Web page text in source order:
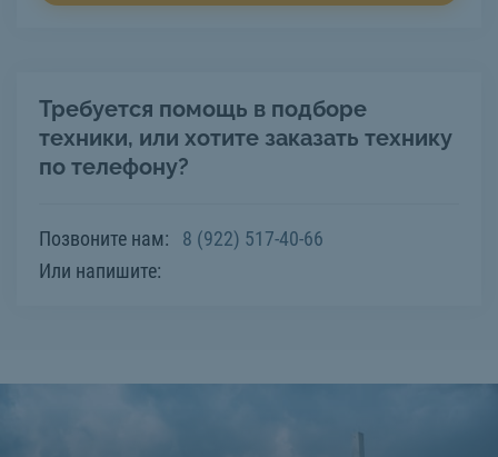
Требуется помощь в подборе
техники, или хотите заказать технику
по телефону?
Позвоните нам:
8 (922) 517-40-66
Или напишите: